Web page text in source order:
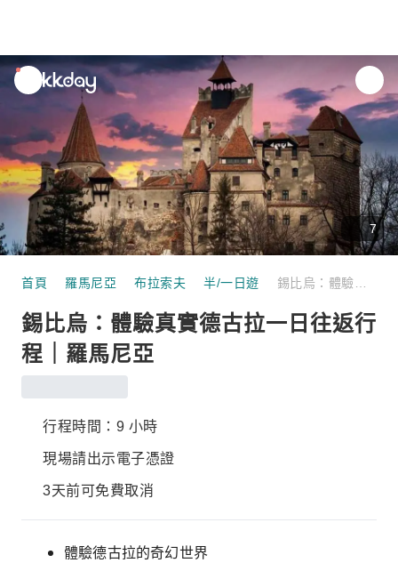
unread
notifications
7
首頁 羅馬尼亞 布拉索夫 半/一日遊
錫比烏：體驗真實德古拉一日往返行
程｜羅馬尼亞
行程時間：9 小時
現場請出示電子憑證
3天前可免費取消
體驗德古拉的奇幻世界